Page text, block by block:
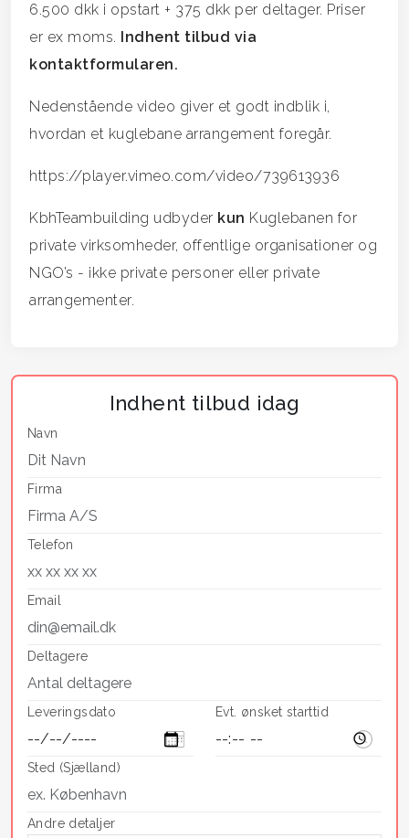
6.500 dkk i opstart + 375 dkk per deltager. Priser
er ex moms. Indhent tilbud via
kontaktformularen.
Nedenstående video giver et godt indblik i,
hvordan et kuglebane arrangement foregår.
https://player.vimeo.com/video/739613936
KbhTeambuilding udbyder kun Kuglebanen for
private virksomheder, offentlige organisationer og
NGO’s - ikke private personer eller private
arrangementer.
Indhent tilbud idag
Navn
Firma
Telefon
Email
Deltagere
Leveringsdato Evt. ønsket starttid
Sted (Sjælland)
Andre detaljer